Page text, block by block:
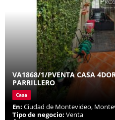
VA1868/1/PVENTA CASA
PARRILLERO
Casa
En: Ciudad de Montevideo,
Tipo de negocio: Venta